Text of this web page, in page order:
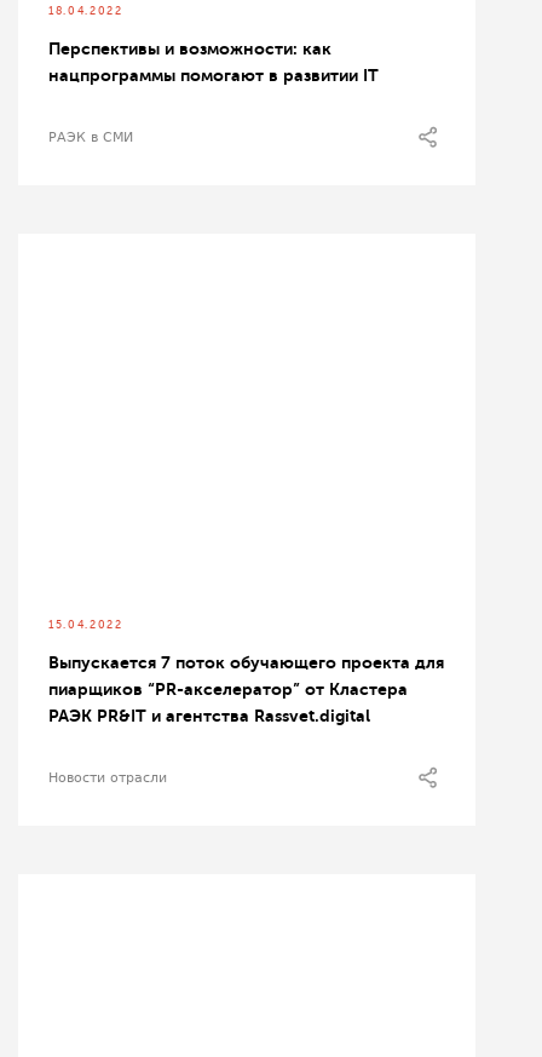
18.04.2022
Перспективы и возможности: как
нацпрограммы помогают в развитии IT
РАЭК в СМИ
15.04.2022
Выпускается 7 поток обучающего проекта для
пиарщиков “PR-акселератор” от Кластера
РАЭК PR&IT и агентства Rassvet.digital
Новости отрасли